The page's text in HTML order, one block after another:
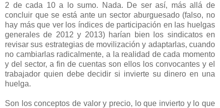
2 de cada 10 a lo sumo. Nada. De ser así, más allá de
concluir que se está ante un sector aburguesado (falso, no
hay más que ver los índices de participación en las huelgas
generales de 2012 y 2013) harían bien los sindicatos en
revisar sus estrategias de movilización y adaptarlas, cuando
no cambiarlas radicalmente, a la realidad de cada momento
y del sector, a fin de cuentas son ellos los convocantes y el
trabajador quien debe decidir si invierte su dinero en una
huelga.
Son los conceptos de valor y precio, lo que invierto y lo que